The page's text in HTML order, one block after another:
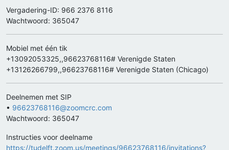
Vergadering-ID: 966 2376 8116
Wachtwoord: 365047
Mobiel met één tik
+13092053325,,96623768116# Verenigde Staten
+13126266799,,96623768116# Verenigde Staten (Chicago)
Deelnemen met SIP
• 96623768116@zoomcrc.com
Wachtwoord: 365047
Instructies voor deelname
https://tudelft.zoom.us/meetings/96623768116/invitations?